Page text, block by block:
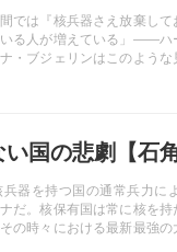
では『核兵器さえ放棄し
る人が増えている」――ハ
・ブジェリンはこのよう
てウクライナの悲劇を教
国の悲劇【石角
器を持つ国の通常兵力に
だ。核保有国は常に核を
の時々における最新最強の